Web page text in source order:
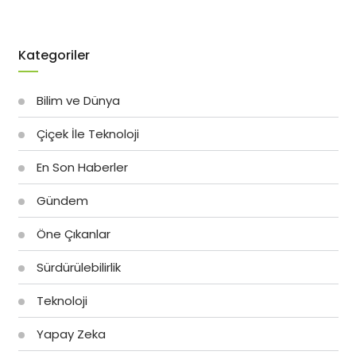
Kategoriler
Bilim ve Dünya
Çiçek İle Teknoloji
En Son Haberler
Gündem
Öne Çıkanlar
Sürdürülebilirlik
Teknoloji
Yapay Zeka